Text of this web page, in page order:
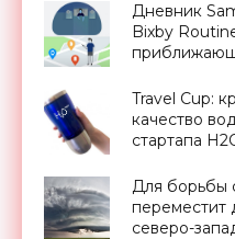
Дневник
Bixby
Travel Cup:
качество
стартапа
Для борьбы
переместит
северо-